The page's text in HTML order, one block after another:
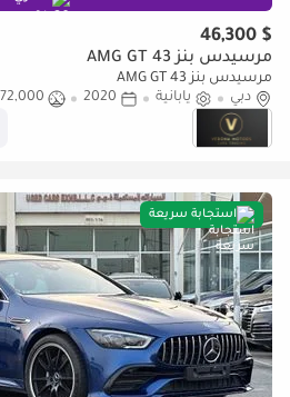
$ 46,300
مرسيدس بنز AMG GT 43
مرسيدس بنز AMG GT 43
دبي
يابانية 2020
72,000 كيلومتر
استجابة سريعة